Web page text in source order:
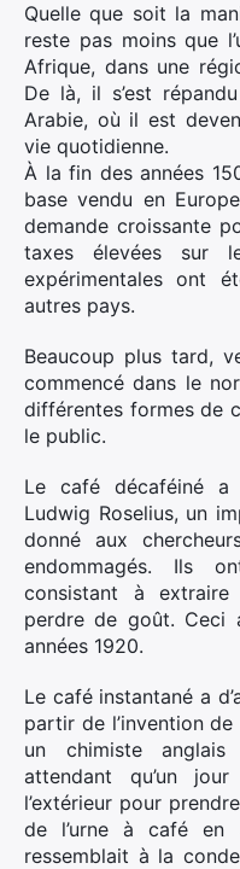
Quelle que soit la
reste pas moins que
Afrique, dans une
De là, il s’est
Arabie, où il est
vie quotidienne.
À la fin des années
base vendu en
demande croissante
taxes élevées sur
expérimentales ont
autres pays.
Beaucoup plus tard,
commencé dans le
différentes formes de
le public.
Le café décaféiné
Ludwig Roselius, un
donné aux
endommagés. Ils
consistant à
perdre de goût. Ceci
années 1920.
Le café instantané a
partir de l’invention
un chimiste
attendant qu’un
l’extérieur pour
de l’urne à café en
ressemblait à la